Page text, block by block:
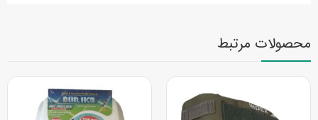
محصولات مرتبط